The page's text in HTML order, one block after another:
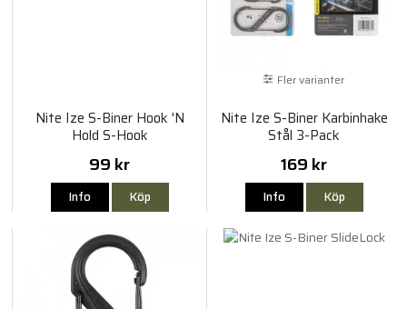
Nite Ize S-Biner Hook 'N
Hold S-Hook
99 kr
Info Köp
Fler varianter
Nite Ize S-Biner Karbinhake
Stål 3-Pack
169 kr
Info Köp